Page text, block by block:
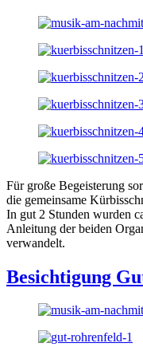
Für große Begeisterung
die gemeinsame
In gut 2 Stunden wurden
Anleitung der beiden
verwandelt.
Besichtigung